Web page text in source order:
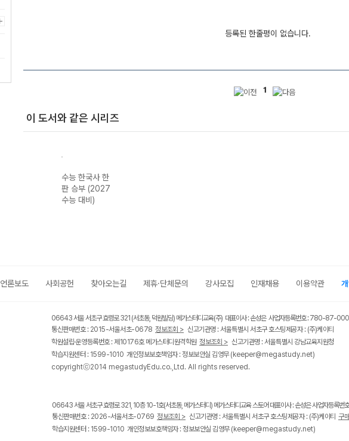
등록된 한줄평이 없습니다.
1
이 도서와 같은 시리즈
수능 한국사 한
판 승부 (2027
수능 대비)
언론보도 사회공헌 찾아오는길 제휴·단체문의 강사모집 인재채용 이용약관
06643 서울 서초구 효령로 321 (서초동, 덕원빌딩) 메가스터디교육(주) 대표이사 : 손성은 사업자등록번호 : 780-87-
통신판매번호 : 2015-서울서초-0678 정보조회 > 신고기관명 : 서울특별시 서초구 호스팅제공자 : (주)케이티
학원설립·운영등록번호 : 제10176호 메가스터디원격학원 정보조회 > 신고기관명 : 서울특별시 강남교육지원청
학습지원센터 : 1599-1010 개인정보보호책임자 : 정보보안실 김영무(keeper@megastudy.net)
copyrightⓒ2014 megastudyEdu.co.,Ltd. All rights reserved.
06643 서울 서초구 효령로 321, 10층 10-1호(서초동, 메가스터디) 메가스터디교육 스토어 대표이사 : 손성은 사업자등
통신판매번호 : 2026-서울서초-0769 정보조회 > 신고기관명 : 서울특별시 서초구 호스팅제공자 : (주)케이티 구
학습지원센터 : 1599-1010 개인정보보호책임자 : 정보보안실 김영무(keeper@megastudy.net)